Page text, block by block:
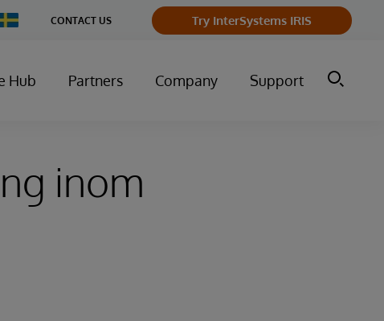
CONTACT US Try InterSystems IRIS
Hub Partners Company Support
inom